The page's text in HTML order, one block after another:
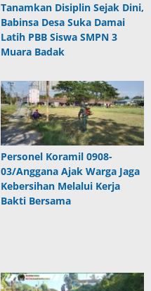
Tanamkan Disiplin Sejak Dini,
Babinsa Desa Suka Damai
Latih PBB Siswa SMPN 3
Muara Badak
Personel Koramil 0908-
03/Anggana Ajak Warga Jaga
Kebersihan Melalui Kerja
Bakti Bersama